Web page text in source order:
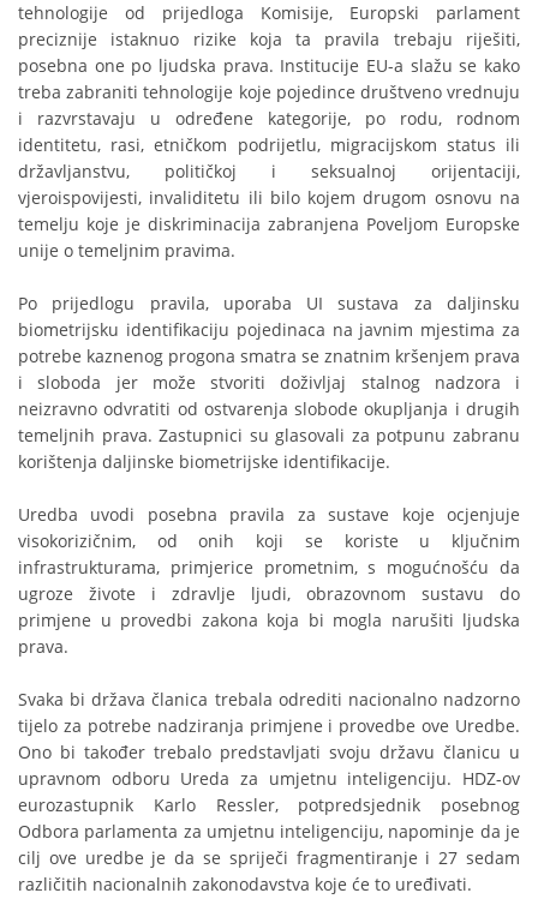
tehnologije od prijedloga Komisije, Europski parlament
preciznije istaknuo rizike koja ta pravila trebaju riješiti,
posebna one po ljudska prava. Institucije EU-a slažu se kako
treba zabraniti tehnologije koje pojedince društveno vrednuju
i razvrstavaju u određene kategorije, po rodu, rodnom
identitetu, rasi, etničkom podrijetlu, migracijskom status ili
državljanstvu, političkoj i seksualnoj orijentaciji,
vjeroispovijesti, invaliditetu ili bilo kojem drugom osnovu na
temelju koje je diskriminacija zabranjena Poveljom Europske
unije o temeljnim pravima.
Po prijedlogu pravila, uporaba UI sustava za daljinsku
biometrijsku identifikaciju pojedinaca na javnim mjestima za
potrebe kaznenog progona smatra se znatnim kršenjem prava
i sloboda jer može stvoriti doživljaj stalnog nadzora i
neizravno odvratiti od ostvarenja slobode okupljanja i drugih
temeljnih prava. Zastupnici su glasovali za potpunu zabranu
korištenja daljinske biometrijske identifikacije.
Uredba uvodi posebna pravila za sustave koje ocjenjuje
visokorizičnim, od onih koji se koriste u ključnim
infrastrukturama, primjerice prometnim, s mogućnošću da
ugroze živote i zdravlje ljudi, obrazovnom sustavu do
primjene u provedbi zakona koja bi mogla narušiti ljudska
prava.
Svaka bi država članica trebala odrediti nacionalno nadzorno
tijelo za potrebe nadziranja primjene i provedbe ove Uredbe.
Ono bi također trebalo predstavljati svoju državu članicu u
upravnom odboru Ureda za umjetnu inteligenciju. HDZ-ov
eurozastupnik Karlo Ressler, potpredsjednik posebnog
Odbora parlamenta za umjetnu inteligenciju, napominje da je
cilj ove uredbe je da se spriječi fragmentiranje i 27 sedam
različitih nacionalnih zakonodavstva koje će to uređivati.